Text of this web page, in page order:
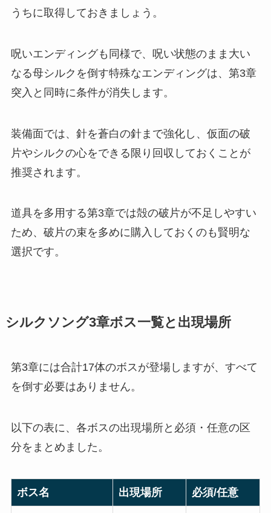
うちに取得しておきましょう。
呪いエンディングも同様で、呪い状態のまま大い
なる母シルクを倒す特殊なエンディングは、第3章
突入と同時に条件が消失します。
装備面では、針を蒼白の針まで強化し、仮面の破
片やシルクの心をできる限り回収しておくことが
推奨されます。
道具を多用する第3章では殻の破片が不足しやすい
ため、破片の束を多めに購入しておくのも賢明な
選択です。
シルクソング3章ボス一覧と出現場所
第3章には合計17体のボスが登場しますが、すべて
を倒す必要はありません。
以下の表に、各ボスの出現場所と必須・任意の区
分をまとめました。
ボス名 出現場所 必須/任意